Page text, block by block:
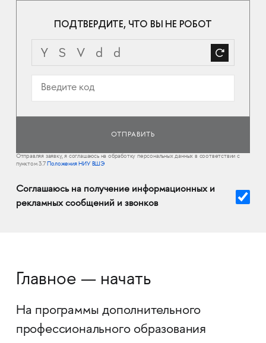
ПОДТВЕРДИТЕ, ЧТО ВЫ НЕ РОБОТ
Отправляя заявку, я соглашаюсь на обработку персональных данных в соответствии с
пунктом 3.7Положения НИУ ВШЭ
Соглашаюсь на получение информационных и
рекламных сообщений и звонков
Главное — начать
На программы дополнительного
профессионального образования